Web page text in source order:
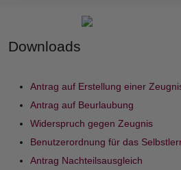
Downloads
Antrag auf Erstellung einer
Antrag auf Beurlaubung
Widerspruch gegen Zeugnis
Benutzerordnung für das
Antrag Nachteilsausgleich